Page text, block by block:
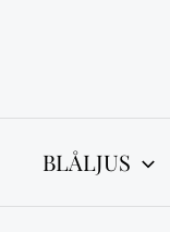
BLÅLJUS